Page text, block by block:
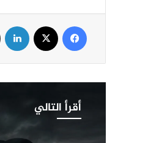
فيسبوك
أقرأ التالي